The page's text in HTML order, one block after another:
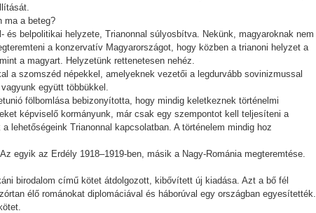
ma a beteg?
belpolitikai helyzete, Trianonnal súlyosbítva. Nekünk, magyaroknak nem
a konzervatív Magyarországot, hogy közben a trianoni helyzet a
a magyart. Helyzetünk rettenetesen nehéz.
a szomszéd népekkel, amelyeknek vezetői a legdurvább sovinizmussal
együtt többükkel.
fölbomlása bebizonyította, hogy mindig keletkeznek történelmi
képviselő kormányunk, már csak egy szempontot kell teljesíteni a
lehetőségeink Trianonnal kapcsolatban. A történelem mindig hoz
egyik az Erdély 1918–1919-ben, másik a Nagy-Románia megteremtése.
birodalom című kötet átdolgozott, kibővített új kiadása. Azt a bő fél
élő románokat diplomáciával és háborúval egy országban egyesítették.